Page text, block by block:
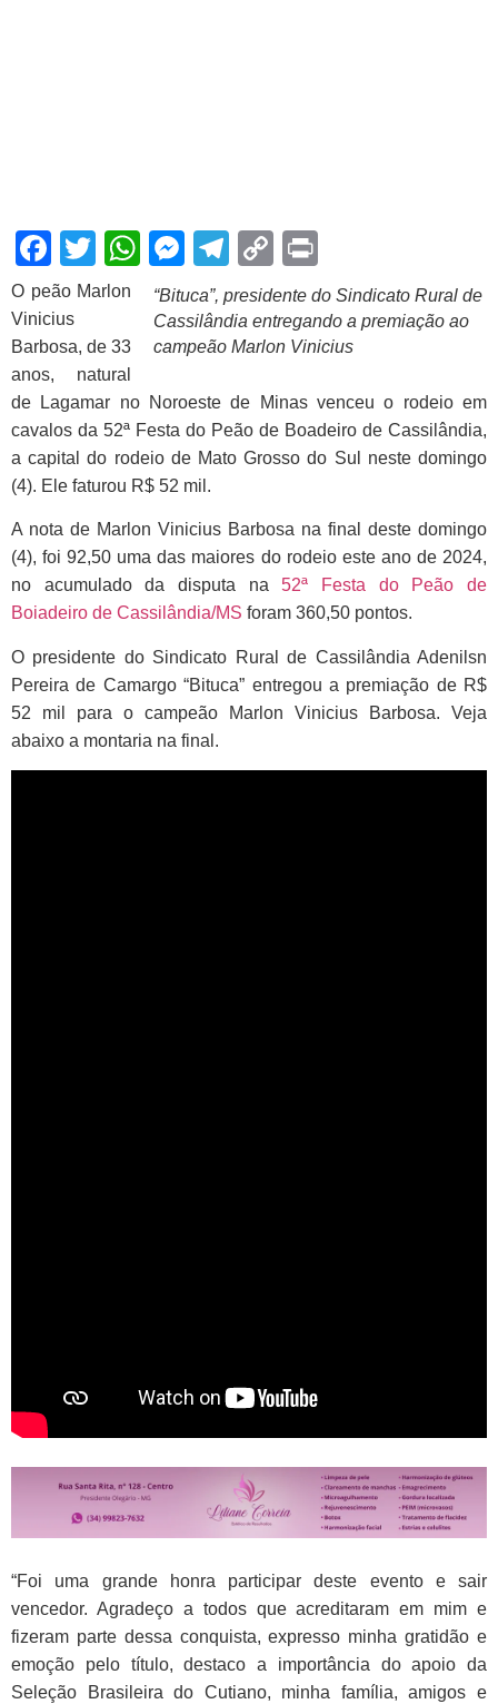
Facebook
Twitter
WhatsApp
Messenger
Telegram
Copy
Link
“Bituca”, presidente do Sindicato Rural de
Cassilândia entregando a premiação ao
campeão Marlon Vinicius
O peão Marlon
Vinicius
Barbosa, de 33
anos, natural
de Lagamar no Noroeste de Minas venceu o rodeio em
cavalos da 52ª Festa do Peão de Boadeiro de Cassilândia,
a capital do rodeio de Mato Grosso do Sul neste domingo
(4). Ele faturou R$ 52 mil.
A nota de Marlon Vinicius Barbosa na final deste domingo
(4), foi 92,50 uma das maiores do rodeio este ano de 2024,
no acumulado da disputa na 52ª Festa do Peão de
Boiadeiro de Cassilândia/MS foram 360,50 pontos.
O presidente do Sindicato Rural de Cassilândia Adenilsn
Pereira de Camargo “Bituca” entregou a premiação de R$
52 mil para o campeão Marlon Vinicius Barbosa. Veja
abaixo a montaria na final.
“Foi uma grande honra participar deste evento e sair
vencedor. Agradeço a todos que acreditaram em mim e
fizeram parte dessa conquista, expresso minhagratidão e
emoção pelo título, destaco a importância do apoio da
Seleção Brasileira do Cutiano, minha família, amigos e